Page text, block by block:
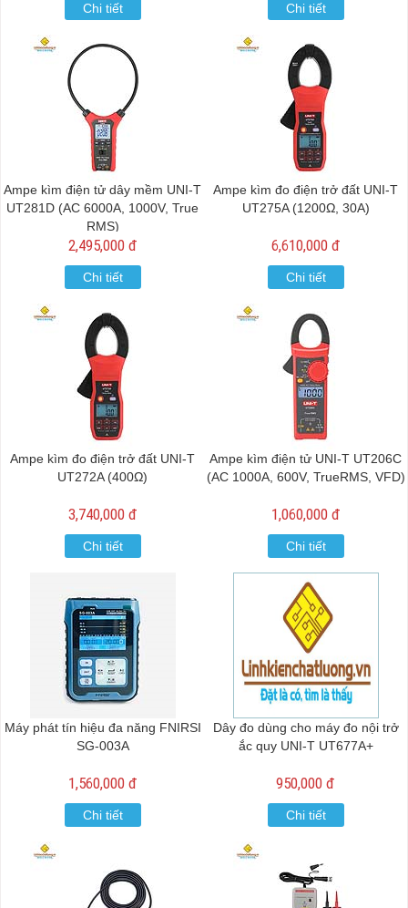
Chi tiết Chi tiết
Ampe kìm điện tử dây mềm UNI-T
UT281D (AC 6000A, 1000V, True
RMS)
2,495,000 đ
Chi tiết
Ampe kìm đo điện trở đất UNI-T
UT275A (1200Ω, 30A)
6,610,000 đ
Chi tiết
Ampe kìm đo điện trở đất UNI-T
UT272A (400Ω)
3,740,000 đ
Chi tiết
Ampe kìm điện tử UNI-T UT206C
(AC 1000A, 600V, TrueRMS, VFD)
1,060,000 đ
Chi tiết
Máy phát tín hiệu đa năng FNIRSI
SG-003A
1,560,000 đ
Chi tiết
Dây đo dùng cho máy đo nội trở
ắc quy UNI-T UT677A+
950,000 đ
Chi tiết